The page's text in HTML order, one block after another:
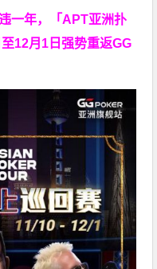
一年，「APT亚洲扑
12月1日强势重返GG